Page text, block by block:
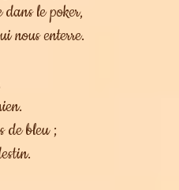
le poker,
nous enterre.
de bleu ;